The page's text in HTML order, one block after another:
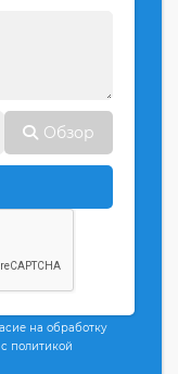
Обзор
на обработку
политикой